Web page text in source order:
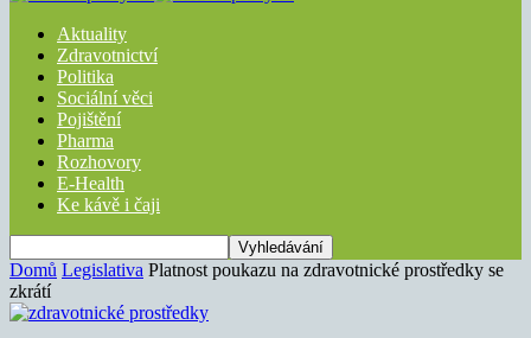
Aktuality
Zdravotnictví
Politika
Sociální věci
Pojištění
Pharma
Rozhovory
E-Health
Ke kávě i čaji
Domů Legislativa Platnost poukazu na zdravotnické prostředky se
zkrátí